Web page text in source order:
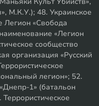
М.К.У.); 48. Украинское
Легион «Свобода
«Легион
сообщество
организация «Русский
легион»; 52.
1» (батальон